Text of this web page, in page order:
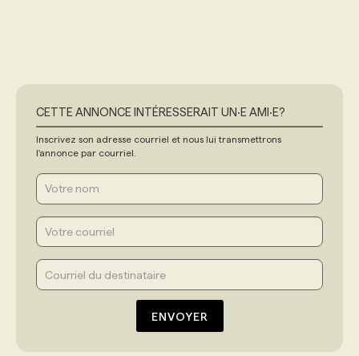
CETTE ANNONCE INTÉRESSERAIT UN‧E AMI‧E?
Inscrivez son adresse courriel et nous lui transmettrons
l'annonce par courriel.
ENVOYER